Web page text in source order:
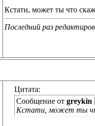
Кстати, может ты что
Последний раз
Цитата:
Сообщение от greykin
Кстати, может ты